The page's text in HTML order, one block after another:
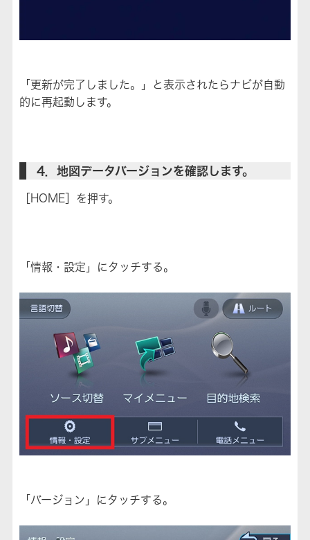
「更新が完了しました。」と表示されたらナビが自動
的に再起動します。
4．地図データバージョンを確認します。
［HOME］を押す。
「情報・設定」にタッチする。
「バージョン」にタッチする。